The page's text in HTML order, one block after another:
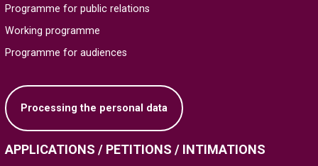
Programme for public relations
Working programme
Programme for audiences
Processing the personal data
APPLICATIONS / PETITIONS / INTIMATIONS